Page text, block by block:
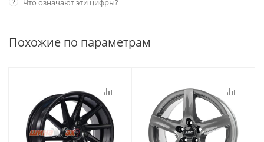
Что означают эти цифры?
Похожие по параметрам